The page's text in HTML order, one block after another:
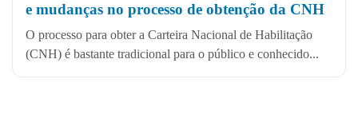
e mudanças no processo de obtenção da CNH
O processo para obter a Carteira Nacional de Habilitação
(CNH) é bastante tradicional para o público e conhecido...